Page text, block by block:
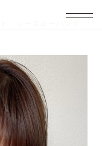
シースルーバング